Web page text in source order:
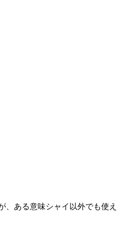
、ある意味シャイ以外でも使え